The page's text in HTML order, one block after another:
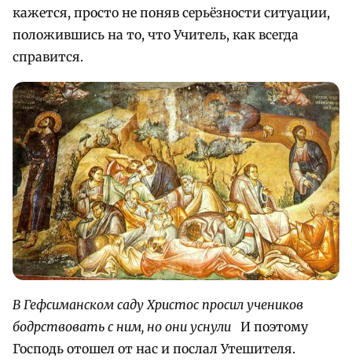
кажется, просто не поняв серьёзности ситуации,
положившись на то, что Учитель, как всегда
справится.
В Гефсиманском саду Христос просил учеников
бодрствовать с ним, но они уснули И поэтому
Господь отошел от нас и послал Утешителя.